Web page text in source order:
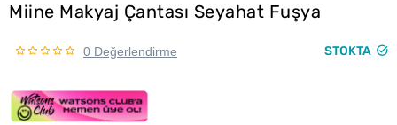
Miine Makyaj Çantası Seyahat Fuşya
0 Değerlendirme STOKTA